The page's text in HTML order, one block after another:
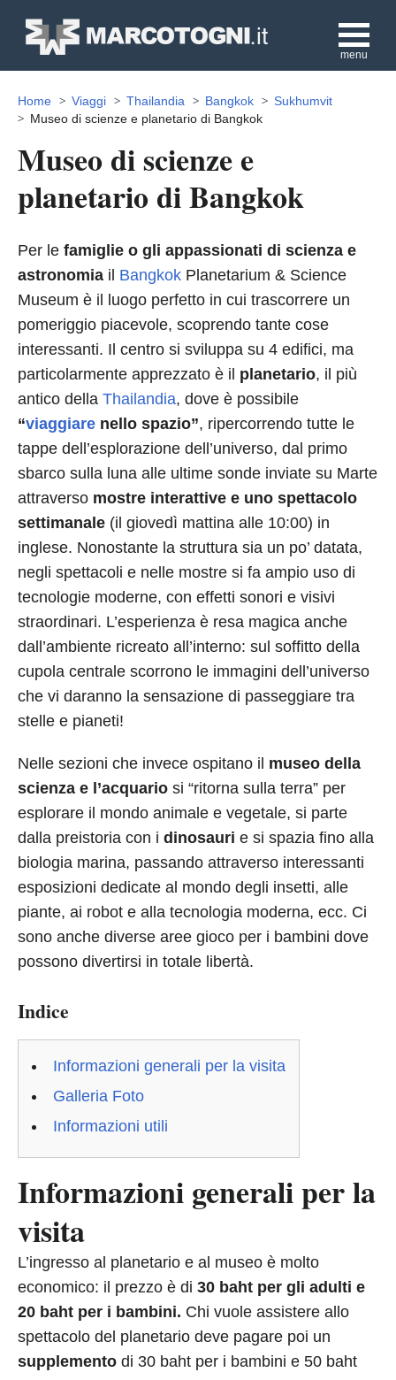
menu
Home Viaggi Thailandia Bangkok
Sukhumvit
Museo di scienze e planetario di Bangkok
Museo di scienze e
planetario di Bangkok
Per le famiglie o gli appassionati di scienza e
astronomia il Bangkok Planetarium & Science
Museum è il luogo perfetto in cui trascorrere un
pomeriggio piacevole, scoprendo tante cose
interessanti. Il centro si sviluppa su 4 edifici, ma
particolarmente apprezzato è il planetario, il più
antico della Thailandia, dove è possibile
“viaggiare nello spazio”, ripercorrendo tutte le
tappe dell’esplorazione dell’universo, dal primo
sbarco sulla luna alle ultime sonde inviate su Marte
attraverso mostre interattive e uno spettacolo
settimanale (il giovedì mattina alle 10:00) in
inglese. Nonostante la struttura sia un po’ datata,
negli spettacoli e nelle mostre si fa ampio uso di
tecnologie moderne, con effetti sonori e visivi
straordinari. L’esperienza è resa magica anche
dall’ambiente ricreato all’interno: sul soffitto della
cupola centrale scorrono le immagini dell’universo
che vi daranno la sensazione di passeggiare tra
stelle e pianeti!
Nelle sezioni che invece ospitano il museo della
scienza e l’acquario si “ritorna sulla terra” per
esplorare il mondo animale e vegetale, si parte
dalla preistoria con i dinosauri e si spazia fino alla
biologia marina, passando attraverso interessanti
esposizioni dedicate al mondo degli insetti, alle
piante, ai robot e alla tecnologia moderna, ecc. Ci
sono anche diverse aree gioco per i bambini dove
possono divertirsi in totale libertà.
Indice
Informazioni generali per la visita
Galleria Foto
Informazioni utili
Informazioni generali per la
visita
L’ingresso al planetario e al museo è molto
economico: il prezzo è di 30 baht per gli adulti e
20 baht per i bambini. Chi vuole assistere allo
spettacolo del planetario deve pagare poi un
supplemento di 30 baht per i bambini e 50 baht